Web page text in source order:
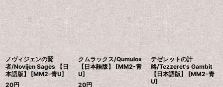
ノヴィジェンの賢
者/Novijen Sages 【日
本語版】 [MM2-青U]
20円
クムラックス/Qumulox
【日本語版】 [MM2-青
U]
20円
テゼレットの計
略/Tezzeret's Gambit
【日本語版】 [MM2-青
U]